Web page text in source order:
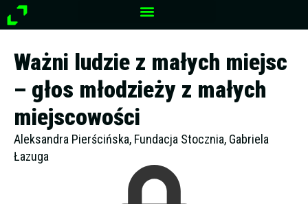
Przejdź
do
Ważni ludzie z małych miejsc
– głos młodzieży z małych
miejscowości
Aleksandra Pierścińska, Fundacja Stocznia, Gabriela
Łazuga